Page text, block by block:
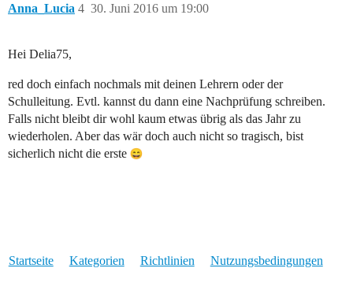
Anna_Lucia 30. Juni 2016 um 19:00
4
Hei Delia75,
red doch einfach nochmals mit deinen Lehrern oder der
Schulleitung. Evtl. kannst du dann eine Nachprüfung schreiben.
Falls nicht bleibt dir wohl kaum etwas übrig als das Jahr zu
wiederholen. Aber das wär doch auch nicht so tragisch, bist
sicherlich nicht die erste
Startseite Kategorien Richtlinien Nutzungsbedingungen